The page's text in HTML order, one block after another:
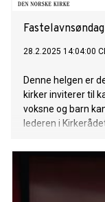
28.2.2025 14:04:00
Denne helgen er
kirker inviterer til
voksne og barn
lederen i